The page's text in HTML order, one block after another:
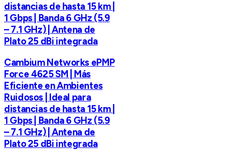
distancias de hasta 15 km |
1 Gbps | Banda 6 GHz (5.9
– 7.1 GHz) | Antena de
Plato 25 dBi integrada
Cambium Networks ePMP
Force 4625 SM | Más
Eficiente en Ambientes
Ruidosos | Ideal para
distancias de hasta 15 km |
1 Gbps | Banda 6 GHz (5.9
– 7.1 GHz) | Antena de
Plato 25 dBi integrada